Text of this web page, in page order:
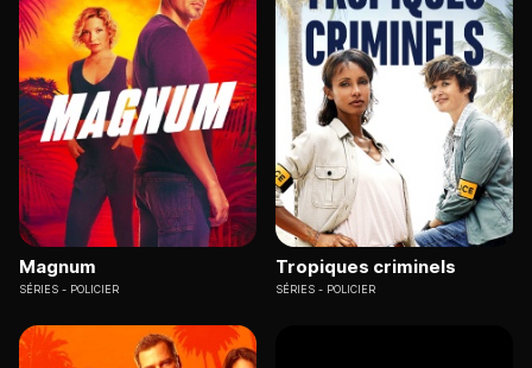
Magnum
SÉRIES POLICIER
Tropiques criminels
SÉRIES POLICIER